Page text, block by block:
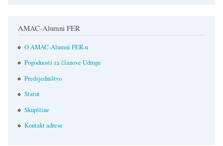
AMAC-Alumni FER
O AMAC-Alumni FER-u
Pogodnosti za članove Udruge
Predsjedništvo
Statut
Skupštine
Kontakt adrese